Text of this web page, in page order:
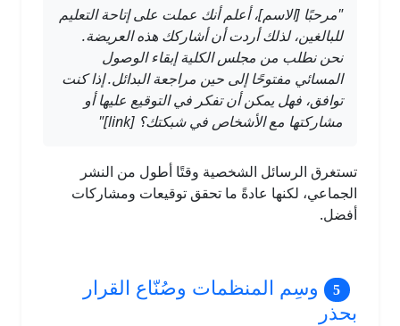
"مرحبًا [الاسم]، أعلم أنك عملت على إتاحة التعليم
للبالغين، لذلك أردت أن أشاركك هذه العريضة.
نحن نطلب من مجلس الكلية إبقاء الوصول
المسائي مفتوحًا إلى حين مراجعة البدائل. إذا كنت
توافق، فهل يمكن أن تفكر في التوقيع عليها أو
مشاركتها مع الأشخاص في شبكتك؟ [link]"
تستغرق الرسائل الشخصية وقتًا أطول من النشر
الجماعي، لكنها عادةً ما تحقق توقيعات ومشاركات
أفضل.
وسِم المنظمات وصُنّاع القرار
بحذر